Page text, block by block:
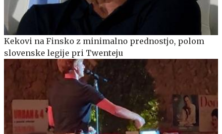
Kekovi na Finsko z minimalno prednostjo, polom
slovenske legije pri Twenteju